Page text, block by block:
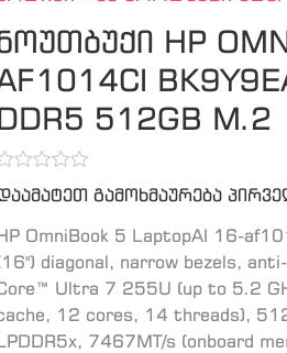
HP
512GB M.2
გამოხმაურება
OmniBook 5 LaptopAI 16-
diagonal, narrow bezels,
Ultra 7 255U (up to 5.2
12 cores, 14 threads),
7467MT/s (onboard